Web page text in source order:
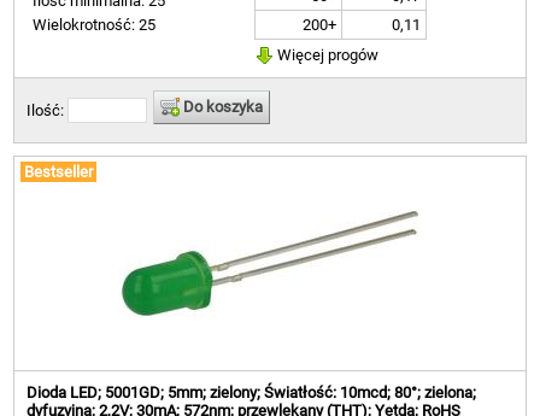
Wielokrotność: 25
200+
0,11
Więcej progów
Ilość: Do koszyka
Bestseller
Dioda LED; 5001GD; 5mm; zielony; Światłość: 10mcd; 80°; zielona;
dyfuzyjna; 2,2V; 30mA; 572nm; przewlekany (THT); Yetda; RoHS